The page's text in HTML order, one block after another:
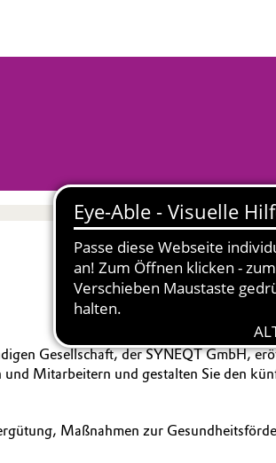
Gesellschaft, der SYNEQT GmbH,
Mitarbeitern und gestalten Sie den
Maßnahmen zur